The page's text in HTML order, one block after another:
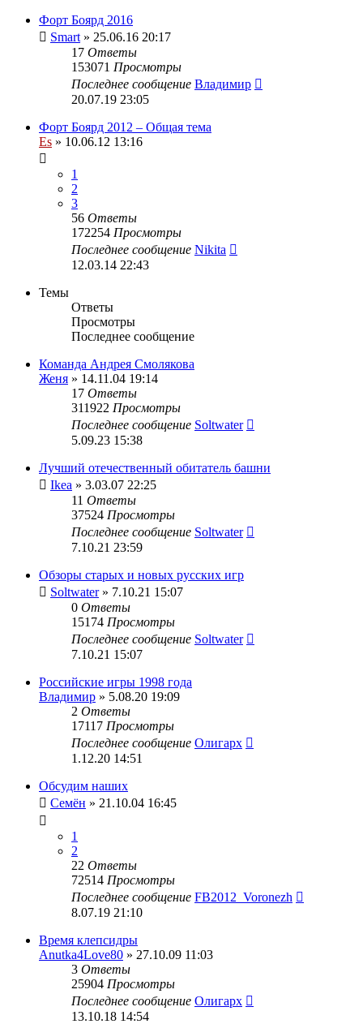
Форт Боярд 2016
Smart » 25.06.16 20:17
17 Ответы
153071 Просмотры
Последнее сообщение Владимир
20.07.19 23:05
Форт Боярд 2012 – Общая тема
Es » 10.06.12 13:16
1
2
3
56 Ответы
172254 Просмотры
Последнее сообщение Nikita
12.03.14 22:43
Темы
Ответы
Просмотры
Последнее сообщение
Команда Андрея Смолякова
Женя » 14.11.04 19:14
17 Ответы
311922 Просмотры
Последнее сообщение Soltwater
5.09.23 15:38
Лучший отечественный обитатель башни
Ikea » 3.03.07 22:25
11 Ответы
37524 Просмотры
Последнее сообщение Soltwater
7.10.21 23:59
Обзоры старых и новых русских игр
Soltwater» 7.10.21 15:07
0 Ответы
15174 Просмотры
Последнее сообщение Soltwater
7.10.21 15:07
Российские игры 1998 года
Владимир » 5.08.20 19:09
2 Ответы
17117 Просмотры
Последнее сообщение Олигарх
1.12.20 14:51
Обсудим наших
Семён » 21.10.04 16:45
1
2
22 Ответы
72514 Просмотры
Последнее сообщение FB2012_Voronezh
8.07.19 21:10
Время клепсидры
Anutka4Love80 » 27.10.09 11:03
3 Ответы
25904 Просмотры
Последнее сообщение Олигарх
13.10.18 14:54